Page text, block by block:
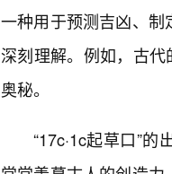
一种用于预测吉凶、
深刻理解。例如，古
奥秘。
“17c·1c起草口”